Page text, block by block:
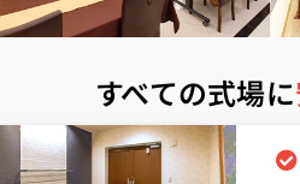
すべての式場に